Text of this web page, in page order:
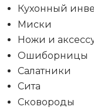
Кухонный
Миски
Ножи и
Ошиборницы
Салатники
Сита
Сковороды